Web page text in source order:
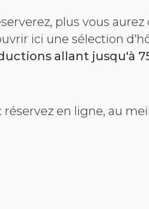
plus vous
ici une sélection
allant jusqu'à
: réservez en ligne, au